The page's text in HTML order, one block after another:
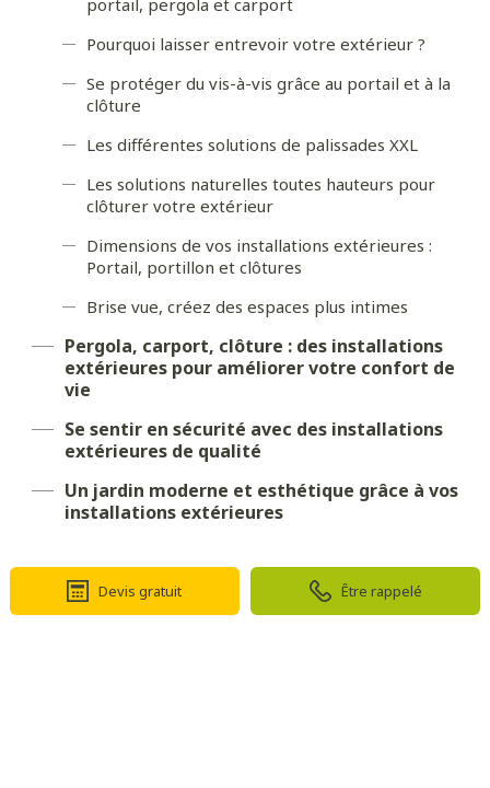
portail, pergola et carport
Pourquoi laisser entrevoir votre extérieur ?
Se protéger du vis-à-vis grâce au portail et à la
clôture
Les différentes solutions de palissades XXL
Les solutions naturelles toutes hauteurs pour
clôturer votre extérieur
Dimensions de vos installations extérieures :
Portail, portillon et clôtures
Brise vue, créez des espaces plus intimes
Pergola, carport, clôture : des installations
extérieures pour améliorer votre confort de
vie
Se sentir en sécurité avec des installations
extérieures de qualité
Un jardin moderne et esthétique grâce à vos
installations extérieures
Devis gratuit Être rappelé